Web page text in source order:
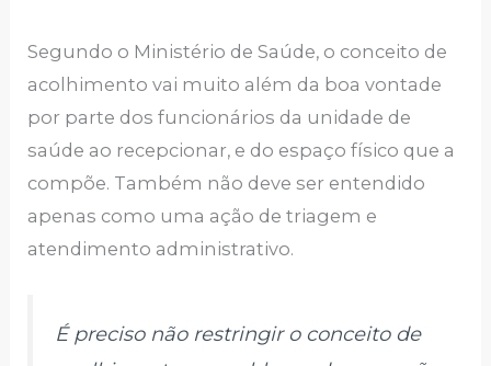
Segundo o Ministério de Saúde, o conceito de
acolhimento vai muito além da boa vontade
por parte dos funcionários da unidade de
saúde ao recepcionar, e do espaço físico que a
compõe. Também não deve ser entendido
apenas como uma ação de triagem e
atendimento administrativo.
É preciso não restringir o conceito de